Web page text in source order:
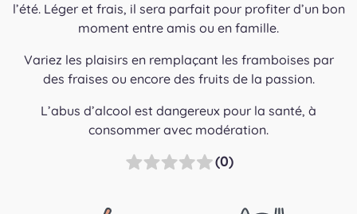
l’été. Léger et frais, il sera parfait pour profiter d’un bon
moment entre amis ou en famille.
Variez les plaisirs en remplaçant les framboises par
des fraises ou encore des fruits de la passion.
L’abus d’alcool est dangereux pour la santé, à
consommer avec modération.
(0)